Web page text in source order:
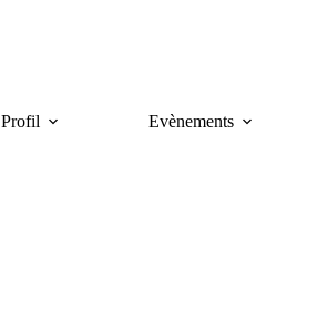
Profil Evènements